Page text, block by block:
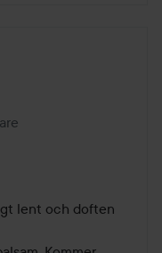
lent och doften